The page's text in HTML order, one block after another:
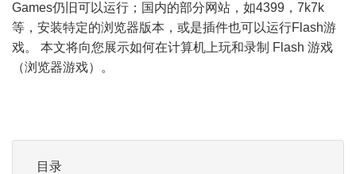
Games仍旧可以运行；国内的部分网站，如4399，7k7k
等，安装特定的浏览器版本，或是插件也可以运行Flash游
戏。 本文将向您展示如何在计算机上玩和录制 Flash 游戏
（浏览器游戏）。
目录